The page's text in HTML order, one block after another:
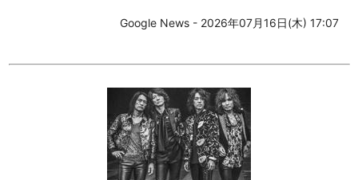
Google News - 2026年07月16日(木) 17:07